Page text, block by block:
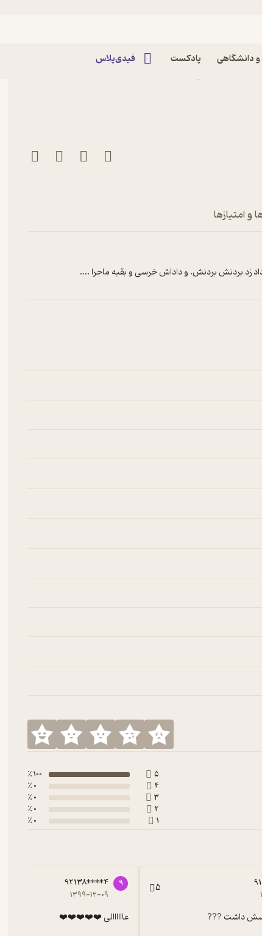
دانشگاهی پادکست فیدی‌پلاس
و امتیازها
بردنش بردنش. و داداش خرسی و بقیه ماجرا ....
5
100 ٪
4
0 ٪
3
0 ٪
2
0 ٪
1
0 ٪
5
داشت ???
9
92138****4
۱۳۹۹-۱۲-۰۹
عاااااالی ❤️❤️❤️❤️❤️